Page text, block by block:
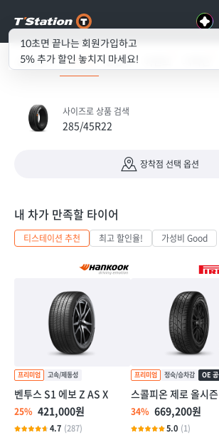
10초면 끝나는 회원가입하고
5% 추가 할인 놓치지 마세요!
all my T 타이어 경정비
사이즈로 상품 검색
285/45R22
장착점 선택 옵션
내 차가 만족할 타이어
티스테이션 추천 최고 할인율! 가성비 Good
벤투스 S1 에보 Z AS X
25% 421,000원
4.7 (287)
스콜피온 제로 올시즌
34% 669,200원
5.0 (1)